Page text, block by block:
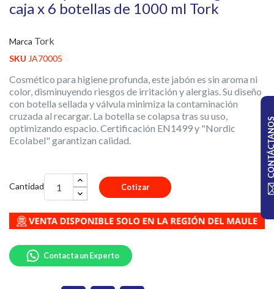
caja x 6 botellas de 1000 ml Tork
Marca Tork
SKU JA70005
Cosmético para higiene profunda, este jabón es sin aroma ni
color, disminuyendo riesgos de irritación y alergias. Su diseño
con botella sellada y válvula minimiza la contaminación
cruzada al recargar. La botella se colapsa tras su uso,
optimizando espacio. Certificación EN1499 y "Nordic
Ecolabel" garantizan calidad.
Cantidad Cotizar
Contacta un Experto